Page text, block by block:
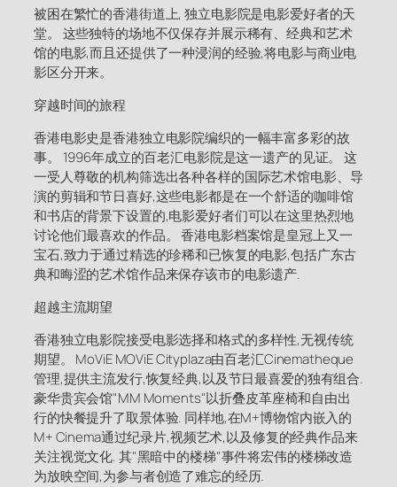
被困在繁忙的香港街道上, 独立电影院是电影爱好者的天
堂。 这些独特的场地不仅保存并展示稀有、经典和艺术
馆的电影,而且还提供了一种浸润的经验,将电影与商业电
影区分开来。
穿越时间的旅程
香港电影史是香港独立电影院编织的一幅丰富多彩的故
事。 1996年成立的百老汇电影院是这一遗产的见证。 这
一受人尊敬的机构筛选出各种各样的国际艺术馆电影、导
演的剪辑和节日喜好,这些电影都是在一个舒适的咖啡馆
和书店的背景下设置的,电影爱好者们可以在这里热烈地
讨论他们最喜欢的作品。 香港电影档案馆是皇冠上又一
宝石,致力于通过精选的珍稀和已恢复的电影,包括广东古
典和晦涩的艺术馆作品来保存该市的电影遗产.
超越主流期望
香港独立电影院接受电影选择和格式的多样性,无视传统
期望。 MoViE MOViE Cityplaza由百老汇Cinematheque
管理,提供主流发行,恢复经典,以及节日最喜爱的独有组合.
豪华贵宾会馆"MM Moments"以折叠皮革座椅和自由出
行的快餐提升了取景体验. 同样地,在M+博物馆内嵌入的
M+ Cinema通过纪录片,视频艺术,以及修复的经典作品来
关注视觉文化. 其"黑暗中的楼梯"事件将宏伟的楼梯改造
为放映空间,为参与者创造了难忘的经历.